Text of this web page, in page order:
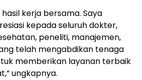
kerja bersama. Saya
kepada seluruh dokter,
peneliti, manajemen,
telah mengabdikan tenaga
memberikan layanan terbaik
ungkapnya.